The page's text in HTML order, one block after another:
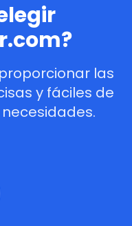
las
y fáciles de